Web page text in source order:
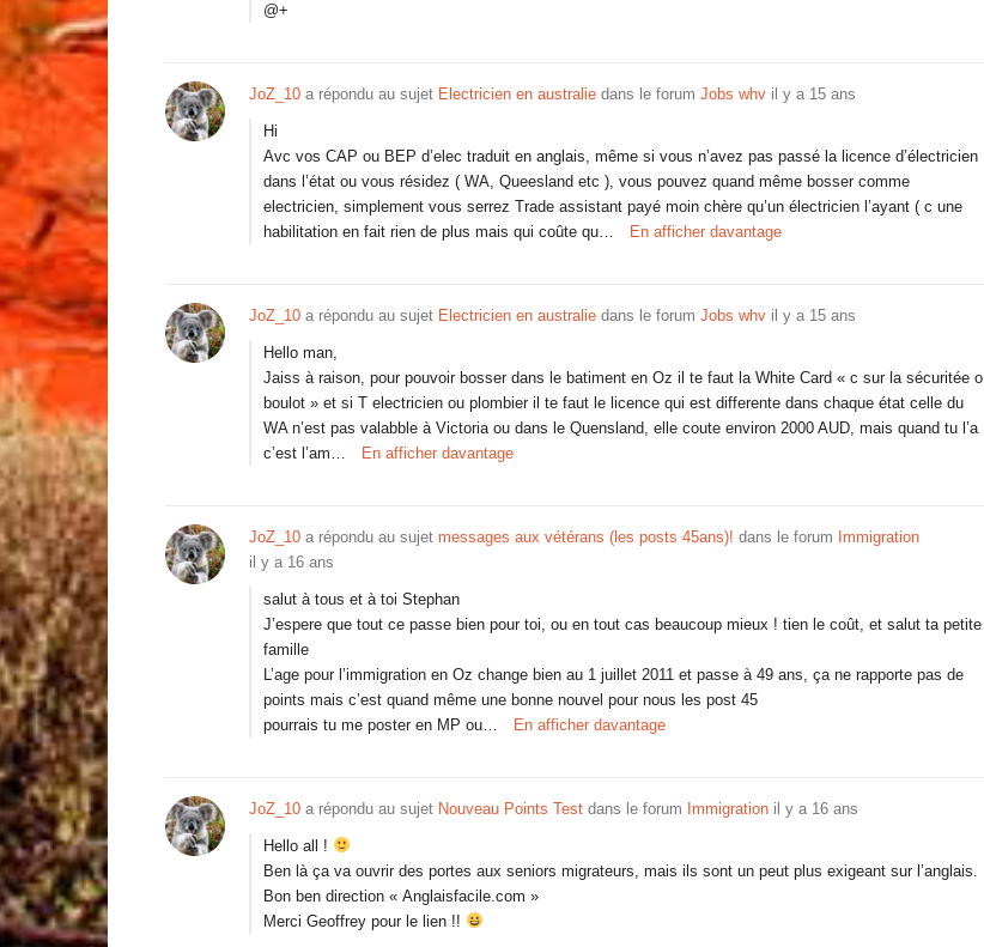
@+
JoZ_10 a répondu au sujet Electricien en australie dans le forum Jobs whv il y a 15 ans
Hi
Avc vos CAP ou BEP d’elec traduit en anglais, même si vous n’avez pas passé la licence d’électricien
dans l’état ou vous résidez ( WA, Queesland etc ), vous pouvez quand même bosser comme
electricien, simplement vous serrez Trade assistant payé moin chère qu’un électricien l’ayant ( c une
habilitation en fait rien de plus mais qui coûte qu…
En afficher davantage
JoZ_10 a répondu au sujet Electricien en australie dans le forum Jobs whv il y a 15 ans
Hello man,
Jaiss à raison, pour pouvoir bosser dans le batiment en Oz il te faut la White Card « c sur la sécuritée o
boulot » et si T electricien ou plombier il te faut le licence qui est differente dans chaque état celle du
WA n’est pas valabble à Victoria ou dans le Quensland, elle coute environ 2000 AUD, mais quand tu l’a
c’est l’am…
En afficher davantage
JoZ_10 a répondu au sujet messages aux vétérans (les posts 45ans)! dans le forum Immigration
il y a 16 ans
salut à tous et à toi Stephan
J’espere que tout ce passe bien pour toi, ou en tout cas beaucoup mieux ! tien le coût, et salut ta petite
famille
L’age pour l’immigration en Oz change bien au 1 juillet 2011 et passe à 49 ans, ça ne rapporte pas de
points mais c’est quand même une bonne nouvel pour nous les post 45
pourrais tu me poster en MP ou…
En afficher davantage
JoZ_10 a répondu au sujet Nouveau Points Test dans le forum Immigration il y a 16 ans
Hello all !
Ben là ça va ouvrir des portes aux seniors migrateurs, mais ils sont un peut plus exigeant sur l’anglais.
Bon ben direction « Anglaisfacile.com »
Merci Geoffrey pour le lien !!